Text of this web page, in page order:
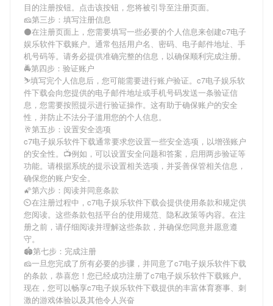
目的注册按钮。点击该按钮，您将被引导至注册页面。
🧀第三步：填写注册信息
⚫在注册页面上，您需要填写一些必要的个人信息来创建c7电子
娱乐软件下载账户。通常包括用户名、密码、电子邮件地址、手
机号码等。请务必提供准确完整的信息，以确保顺利完成注册。
🚔第四步：验证账户
⛷填写完个人信息后，您可能需要进行账户验证。 c7电子娱乐软
件下载会向您提供的电子邮件地址或手机号码发送一条验证信
息，您需要按照提示进行验证操作。这有助于确保账户的安全
性，并防止不法分子滥用您的个人信息。
🥂第五步：设置安全选项
c7电子娱乐软件下载通常要求您设置一些安全选项，以增强账户
的安全性。📺例如，可以设置安全问题和答案，启用两步验证等
功能。请根据系统的提示设置相关选项，并妥善保管相关信息，
确保您的账户安全。
🌠第六步：阅读并同意条款
⏲在注册过程中， c7电子娱乐软件下载会提供使用条款和规定供
您阅读。这些条款包括平台的使用规范、隐私政策等内容。在注
册之前，请仔细阅读并理解这些条款，并确保您同意并愿意遵
守。
🏟第七步：完成注册
🧀一旦您完成了所有必要的步骤，并同意了c7电子娱乐软件下载
的条款，恭喜您！您已经成功注册了c7电子娱乐软件下载账户。
现在，您可以畅享c7电子娱乐软件下载提供的丰富体育赛事、刺
激的游戏体验以及其他令人兴奋